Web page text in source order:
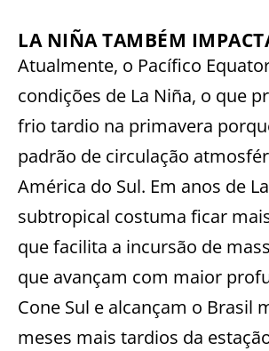
LA NIÑA TAMBÉM
Atualmente, o Pacífico
condições de La Niña, o que
frio tardio na primavera
padrão de circulação
América do Sul. Em anos de
subtropical costuma ficar
que facilita a incursão de
que avançam com maior
Cone Sul e alcançam o Brasil
meses mais tardios da